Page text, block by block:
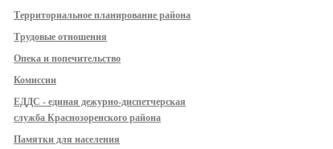
Территориальное планирование района
Трудовые отношения
Опека и попечительство
Комиссии
ЕДДС - единая дежурно-диспетчерская
служба Краснозоренского района
Памятки для населения